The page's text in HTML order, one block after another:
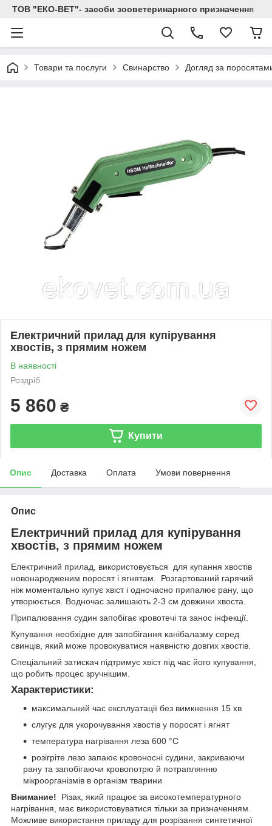
ТОВ "ЕКО-ВЕТ"- засоби зооветеринарного призначення
Товари та послуги Свинарство Догляд за
Електричний прилад для купірування
хвостів, з прямим ножем
В наявності
Роздріб
5 860 ₴
Купити
Опис Доставка Оплата Умови повернення
Опис
Електричний прилад для купірування
хвостів, з прямим ножем
Електричний прилад, використовується для купання хвостів
новонародженим поросят і ягнятам. Розгартований гарячий
ніж моментально купує хвіст і одночасно припалює рану, що
утворюється. Водночас залишають 2-3 см довжини хвоста.
Припалювання судин запобігає кровотечі та занос інфекції.
Купування необхідне для запобігання канібалазму серед
свинців, який може провокуватися наявністю довгих хвостів.
Спеціальний затискач підтримує хвіст під час його купування,
що робить процес зручнішим.
Характеристики:
максимальний час експлуатації без вимкнення 15 хв
слугує для укорочування хвостів у поросят і ягнят
температура нагрівання леза 600 °C
розігріте лезо запаює кровоносні судини, закриваючи
рану та запобігаючи кровопотрю й потраплянню
мікроорганізмів в організм тварини
Внимание! Різак, який працює за високотемпературного
нагрівання, має використовуватися тільки за призначенням.
Можливе використання приладу для розрізання синтетичної